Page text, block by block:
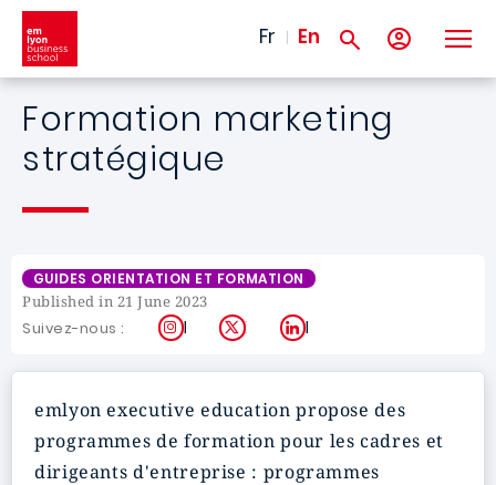
Skip to main content
Fr En
Formation marketing
stratégique
GUIDES ORIENTATION ET FORMATION
Published in 21 June 2023
Suivez-nous : Instagram
X LinkedIn
emlyon executive education propose des
programmes de formation pour les cadres et
dirigeants d'entreprise : programmes